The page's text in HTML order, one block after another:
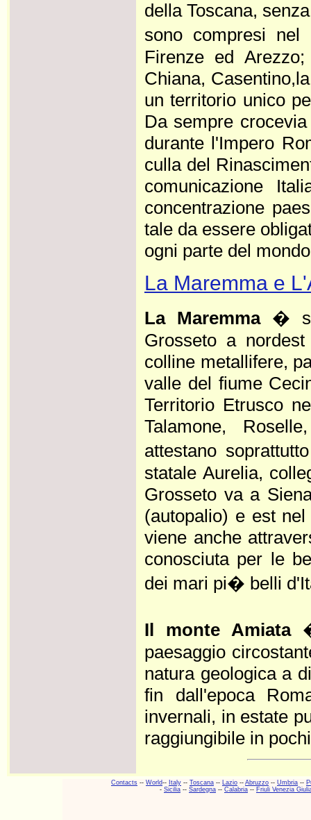
della Toscana,
sono compresi
Firenze ed
Chiana,
un territorio unico
Da sempre
durante l'Impero
culla del
comunicazione
concentrazione
tale da essere
ogni parte del
La Maremma e
La Maremma �
Grosseto a
colline metallifere,
valle del fiume
Territorio Etrusco
Talamone,
attestano
statale Aurelia,
Grosseto va a
(autopalio) e est
viene anche
conosciuta per le
dei mari pi� belli
Il monte Amiata�
paesaggio
natura geologica a
fin dall'epoca
invernali, in estate
raggiungibile in
Contacts -- World-- Italy -- Toscana -- Lazio -- Abruzzo -- Umbria --
- Sicilia -- Sardegna -- Calabria -- Friuli Venezia